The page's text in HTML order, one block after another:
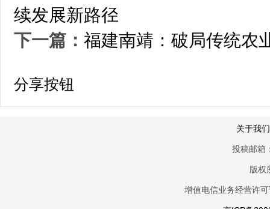
续发展新路径
下一篇： 福建南靖：破局传统农
分享按钮
关于我们
投稿邮箱
版权
增值电信业务经营许